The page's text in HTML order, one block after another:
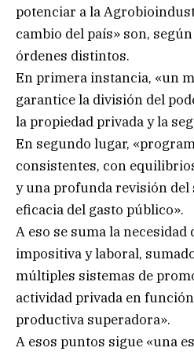
potenciar a la
cambio del país» son,
órdenes distintos.
En primera instancia, «un
garantice la división del
la propiedad privada y la
En segundo lugar,
consistentes, con
y una profunda revisión del
eficacia del gasto público».
A eso se suma la
impositiva y laboral,
múltiples sistemas de
actividad privada en
productiva superadora».
A esos puntos sigue «una